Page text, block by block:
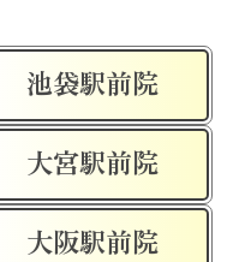
池袋駅前院
大宮駅前院
大阪駅前院